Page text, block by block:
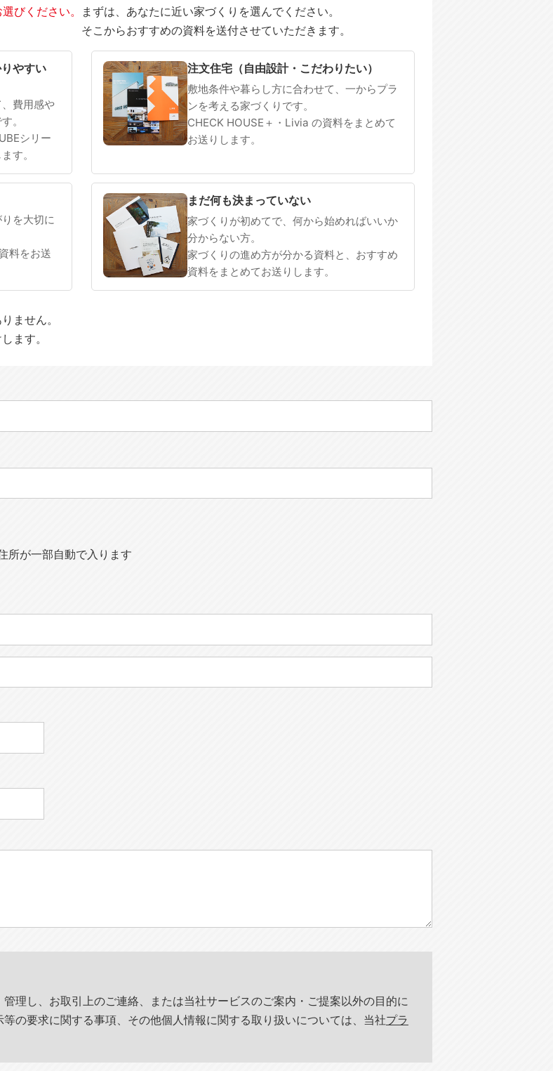
びください。
まずは、あなたに近い家づくりを選んでください。
そこからおすすめの資料を送付させていただきます。
まだ何も決まっていない
やすい
費用感や
。
シリー
す。
注文住宅（自由設計・こだわりたい）
敷地条件や暮らし方に合わせて、一からプラ
ンを考える家づくりです。
CHECK HOUSE＋・Livia の資料をまとめて
お送りします。
を大切に
料をお送
まだ何も決まっていない
家づくりが初めてで、何から始めればいいか
分からない方。
家づくりの進め方が分かる資料と、おすすめ
資料をまとめてお送りします。
ません。
ます。
所が一部自動で入ります
理し、お取引上のご連絡、または当社サービスのご案内・ご提案以外の目的に
の要求に関する事項、その他個人情報に関する取り扱いについては、当社プラ